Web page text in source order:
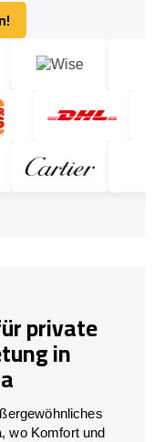
private
in
wo Komfort und